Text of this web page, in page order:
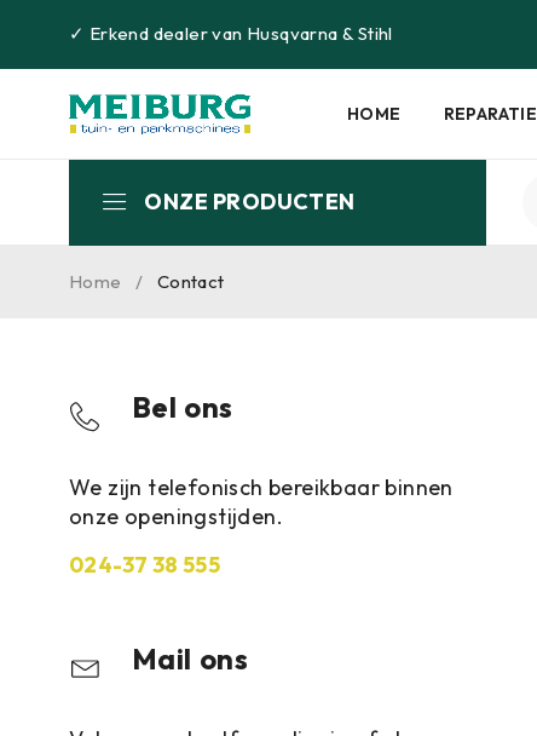
✓ Erkend dealer van Husqvarna &Stihl
HOME REPARATIE
ONZE PRODUCTEN
Home / Contact
Bel ons
We zijn telefonisch bereikbaar binnen
onze openingstijden.
024-37 38 555
Mail ons